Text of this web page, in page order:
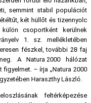
semmint stabil populációt
két hüllőt és tizennyolc
csoportként kerülnek
1. sz. mellékletében
fészkel, további 28 faj
A Natura 2000 hálózat
– írja „Natura 2000
Haraszthy László.
feltérképezése